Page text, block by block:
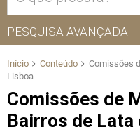
PESQUISA AVANÇADA
Início Conteúdo
Comissões
Lisboa
Comissões de
Bairros de Lata